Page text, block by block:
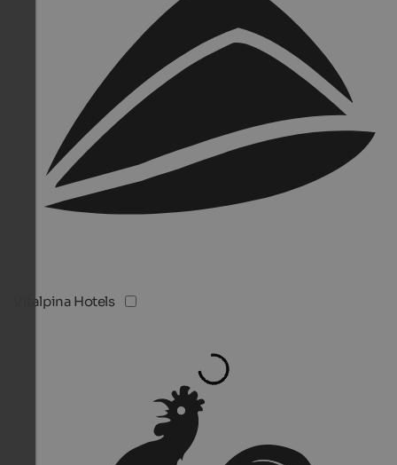
Vitalpina Hotels